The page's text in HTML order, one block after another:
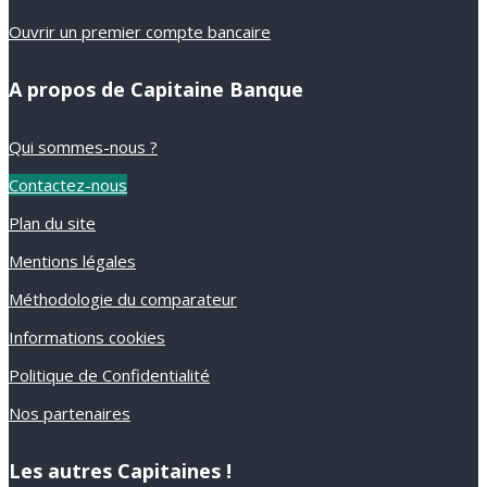
Ouvrir un premier compte bancaire
A propos de Capitaine Banque
Qui sommes-nous ?
Contactez-nous
Plan du site
Mentions légales
Méthodologie du comparateur
Informations cookies
Politique de Confidentialité
Nos partenaires
Les autres Capitaines !